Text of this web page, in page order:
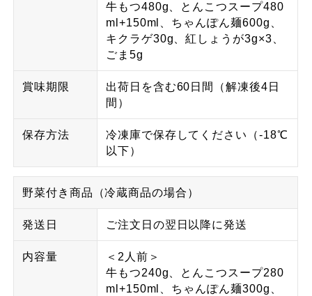
牛もつ480g、とんこつスープ480
ml+150ml、ちゃんぽん麺600g、
キクラゲ30g、紅しょうが3g×3、
ごま5g
賞味期限
出荷日を含む60日間（解凍後4日
間）
保存方法
冷凍庫で保存してください（-18℃
以下）
野菜付き商品（冷蔵商品の場合）
発送日 ご注文日の翌日以降に発送
内容量
＜2人前＞
牛もつ240g、とんこつスープ280
ml+150ml、ちゃんぽん麺300g、